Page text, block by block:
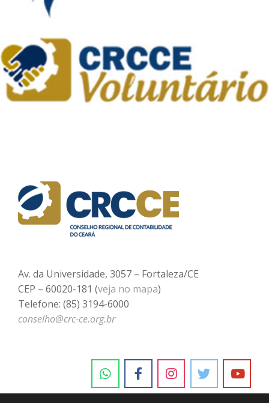
Av. da Universidade, 3057 – Fortaleza/CE
CEP – 60020-181 (veja no mapa)
Telefone: (85) 3194-6000
conselho@crc-ce.org.br